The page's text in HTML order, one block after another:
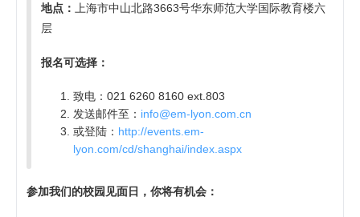
地点：
上海市中山北路3663号华东师范大学国际教育楼六
层
报名可选择：
致电：021 6260 8160 ext.803
发送邮件至： info@em-lyon.com.cn
或登陆： http://events.em-
lyon.com/cd/shanghai/index.aspx
参加我们的校园见面日，你将有机会：